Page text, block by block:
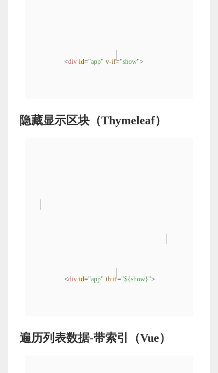
<div id="app" v-if="show">
隐藏显示区块（Thymeleaf）
<div id="app" th:if="${show}">
遍历列表数据-带索引（Vue）